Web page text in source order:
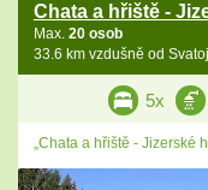
Chata a hřiště -
Max. 20 osob
33.6 km vzdušně od
5x
„Chata a hřiště - Jizerské